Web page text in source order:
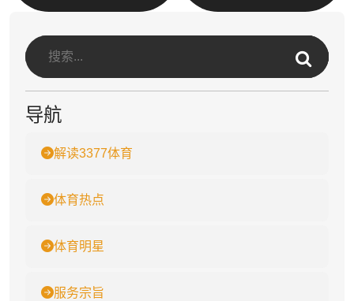
导航
解读3377体育
体育热点
体育明星
服务宗旨